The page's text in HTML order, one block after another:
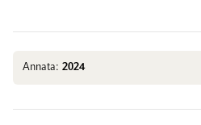
Annata: 2024